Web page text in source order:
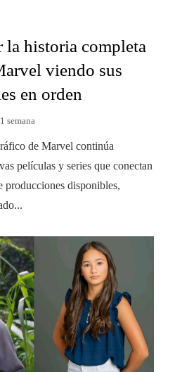
la historia completa
viendo sus
en orden
semana
de Marvel continúa
películas y series que conectan
producciones disponibles,